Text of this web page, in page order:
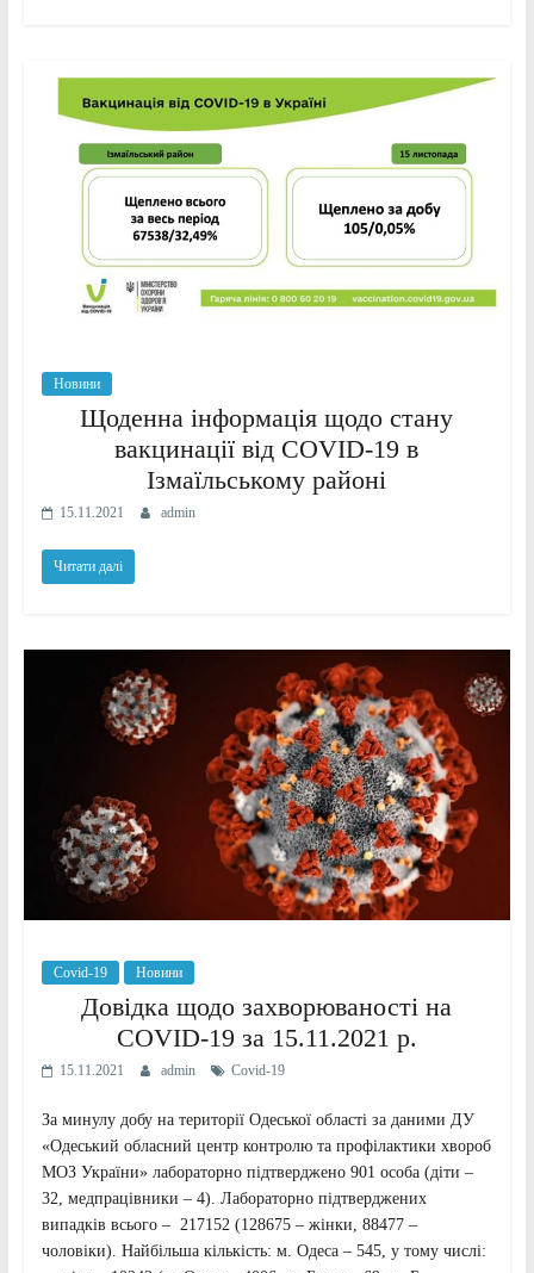
Новини
Щоденна інформація щодо стану
вакцинації від COVID-19 в
Ізмаїльському районі
15.11.2021 admin
Читати далі
Covid-19 Новини
Довідка щодо захворюваності на
COVID-19 за 15.11.2021 р.
15.11.2021 admin Сovid-19
За минулу добу на території Одеської області за даними ДУ
«Одеський обласний центр контролю та профілактики хвороб
МОЗ України» лабораторно підтверджено 901 особа (діти –
32, медпрацівники – 4). Лабораторно підтверджених
випадків всього – 217152 (128675 – жінки, 88477 –
чоловіки). Найбільша кількість: м. Одеса – 545, у тому числі: